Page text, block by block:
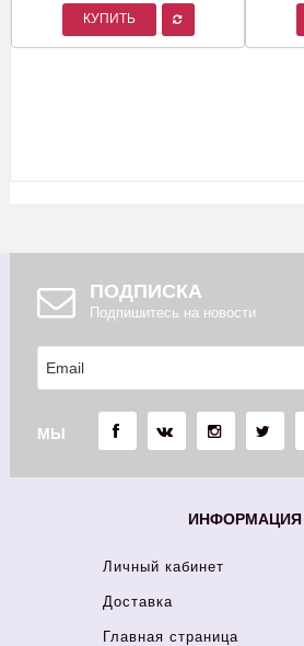
КУПИТЬ
ПОДПИСКА
Подпишитесь на новости
МЫ
ИНФОРМАЦИЯ
Личный кабинет
Доставка
Главная страница